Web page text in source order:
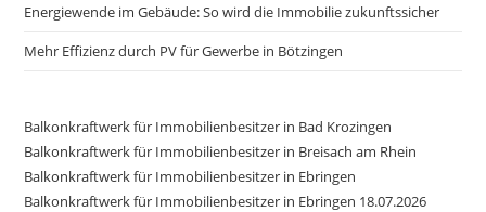
Energiewende im Gebäude: So wird die Immobilie zukunftssicher
Mehr Effizienz durch PV für Gewerbe in Bötzingen
Balkonkraftwerk für Immobilienbesitzer in Bad Krozingen
Balkonkraftwerk für Immobilienbesitzer in Breisach am Rhein
Balkonkraftwerk für Immobilienbesitzer in Ebringen
Balkonkraftwerk für Immobilienbesitzer in Ebringen 18.07.2026